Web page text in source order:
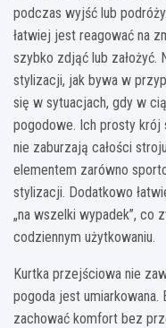
podczas wyjść lub
łatwiej jest reagować na
szybko zdjąć lub założyć.
stylizacji, jak bywa w
się w sytuacjach, gdy w
pogodowe. Ich prosty krój
nie zaburzają całości
elementem zarówno
stylizacji. Dodatkowo
„na wszelki wypadek”, co
codziennym użytkowaniu.
Kurtka przejściowa nie
pogoda jest
zachować komfort bez